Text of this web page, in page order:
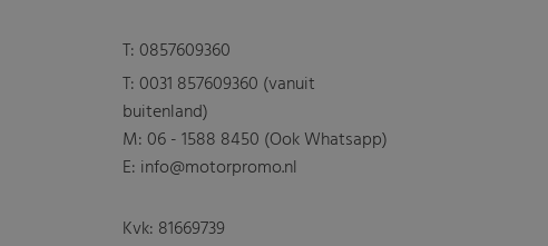
T:0857609360
T:0031 857609360 (vanuit
buitenland)
M:06 - 1588 8450 (Ook Whatsapp)
E: info@motorpromo.nl
Kvk: 81669739